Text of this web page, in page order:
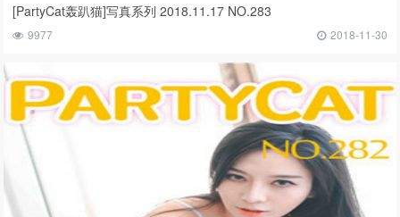
[PartyCat轰趴猫]写真系列 2018.11.17 NO.283
9977 2018-11-30